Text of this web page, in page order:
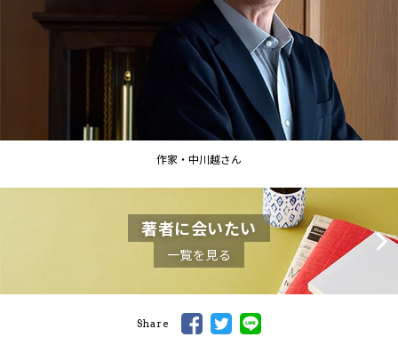
作家・中川越さん
著者に会いたい
一覧を見る
Share